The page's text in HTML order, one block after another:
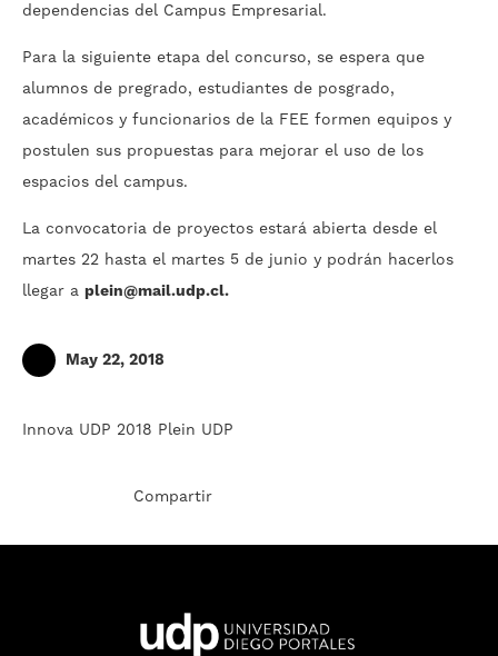
dependencias del Campus Empresarial.
Para la siguiente etapa del concurso, se espera que
alumnos de pregrado, estudiantes de posgrado,
académicos y funcionarios de la FEE formen equipos y
postulen sus propuestas para mejorar el uso de los
espacios del campus.
La convocatoria de proyectos estará abierta desde el
martes 22 hasta el martes 5 de junio y podrán hacerlos
llegar a plein@mail.udp.cl.
May 22, 2018
Innova UDP 2018 Plein UDP
Compartir